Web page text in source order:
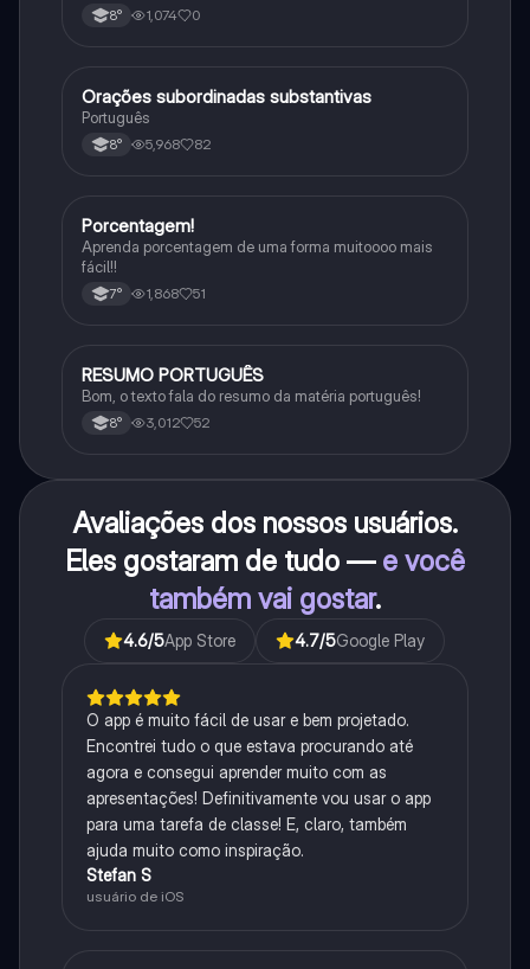
impacto histórico.
8° 1,074 0
Português
Orações subordinadas substantivas
Português
8° 5,968 82
Matematica
Porcentagem!
Aprenda porcentagem de uma forma muitoooo mais
fácil!!
7° 1,868 51
Português
RESUMO PORTUGUÊS
Bom, o texto fala do resumo da matéria português!
8° 3,012 52
Avaliações dos nossos usuários.
Eles gostaram de tudo — e você
também vai gostar.
4.6/5App Store 4.7/5Google Play
O app é muito fácil de usar e bem projetado.
Encontrei tudo o que estava procurando até
agora e consegui aprender muito com as
apresentações! Definitivamente vou usar o app
para uma tarefa de classe! E, claro, também
ajuda muito como inspiração.
Stefan S
usuário de iOS